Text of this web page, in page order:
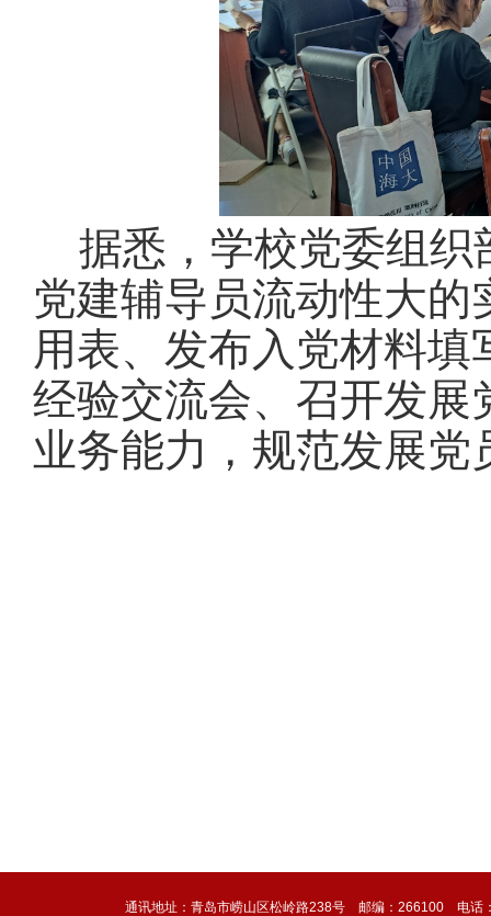
据悉，学校党委组
党建辅导员流动性大
用表、发布入党材料
经验交流会、召开发展
业务能力，规范发展
通讯地址：青岛市崂山区松岭路238号 邮编：266100 电